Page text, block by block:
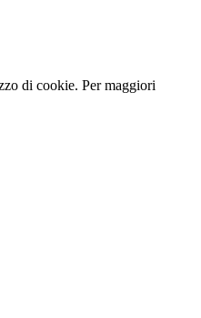
di cookie. Per maggiori